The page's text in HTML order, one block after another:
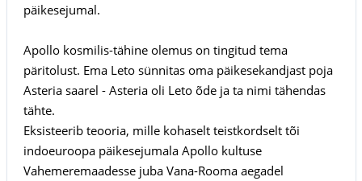
päikesejumal.
Apollo kosmilis-tähine olemus on tingitud tema
päritolust. Ema Leto sünnitas oma päikesekandjast poja
Asteria saarel - Asteria oli Leto õde ja ta nimi tähendas
tähte.
Eksisteerib teooria, mille kohaselt teistkordselt tõi
indoeuroopa päikesejumala Apollo kultuse
Vahemeremaadesse juba Vana-Rooma aegadel